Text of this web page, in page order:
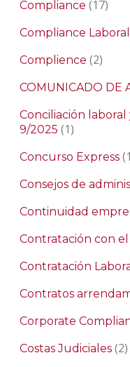
Compliance (17)
Compliance Laboral
Complience (2)
COMUNICADO DE
Conciliación
9/2025 (1)
Concurso Express
Consejos de
Continuidad
Contratación con
Contratación
Contratos
Corporate
Costas Judiciales (2)